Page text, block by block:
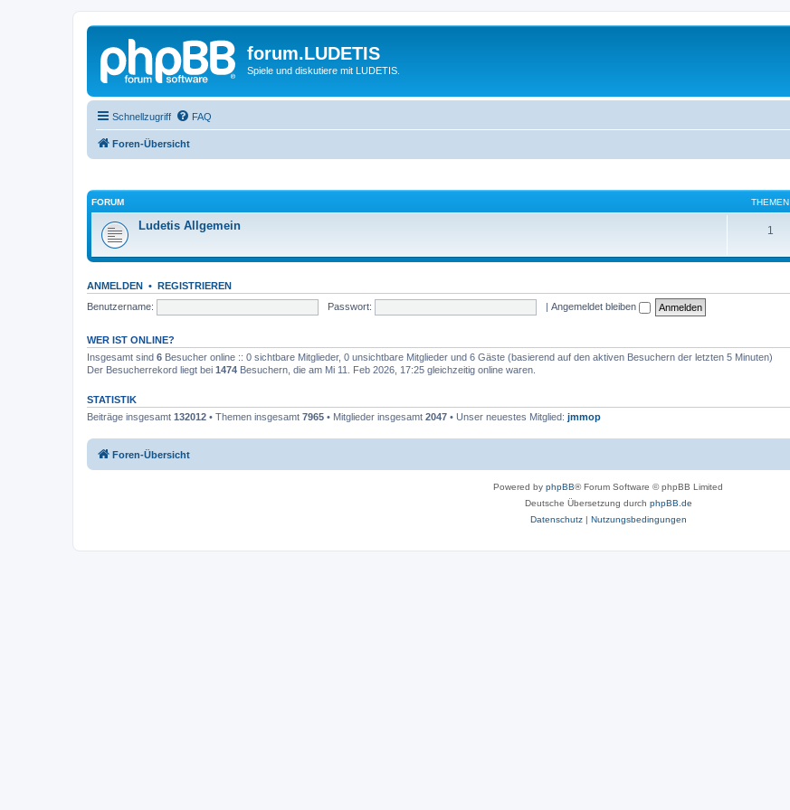
forum.LUDETIS
Spiele und diskutiere mit LUDETIS.
Schnellzugriff FAQ
Foren-Übersicht
FORUM THEMEN
Ludetis Allgemein 1
ANMELDEN • REGISTRIEREN
Benutzername:
Passwort: | Angemeldet bleiben
WER IST ONLINE?
Insgesamt sind 6 Besucher online :: 0 sichtbare Mitglieder, 0 unsichtbare Mitglieder und 6 Gäste (basierend auf den aktiven Besuchern der letzten 5 Minuten)
Der Besucherrekord liegt bei 1474 Besuchern, die am Mi 11. Feb 2026, 17:25 gleichzeitig online waren.
STATISTIK
Beiträge insgesamt 132012 • Themen insgesamt 7965 • Mitglieder insgesamt 2047 • Unser neuestes Mitglied: jmmop
Foren-Übersicht
Powered by phpBB® Forum Software © phpBB Limited
Deutsche Übersetzung durch phpBB.de
Datenschutz| Nutzungsbedingungen